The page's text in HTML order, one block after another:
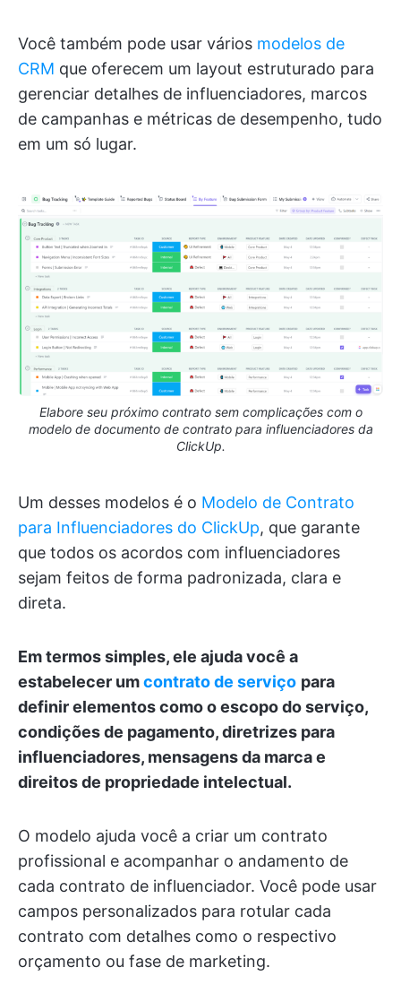
Você também pode usar vários modelos de
CRM que oferecem um layout estruturado para
gerenciar detalhes de influenciadores, marcos
de campanhas e métricas de desempenho, tudo
em um só lugar.
Elabore seu próximo contrato sem complicações com o
modelo de documento de contrato para influenciadores da
ClickUp.
Um desses modelos é o Modelo de Contrato
para Influenciadores do ClickUp, que garante
que todos os acordos com influenciadores
sejam feitos de forma padronizada, clara e
direta.
Em termos simples, ele ajuda você a
estabelecer umcontrato de serviço para
definir elementos como o escopo do serviço,
condições de pagamento, diretrizes para
influenciadores, mensagens da marca e
direitos de propriedade intelectual.
O modelo ajuda você a criar um contrato
profissional e acompanhar o andamento de
cada contrato de influenciador. Você pode usar
campos personalizados para rotular cada
contrato com detalhes como o respectivo
orçamento ou fase de marketing.